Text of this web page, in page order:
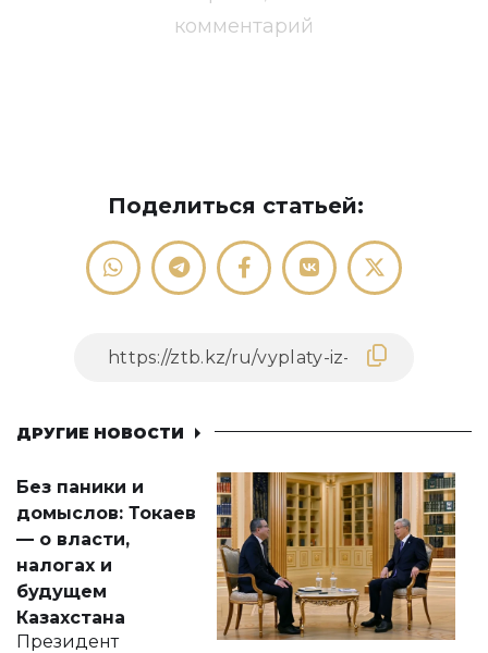
комментарий
Поделиться статьей:
ДРУГИЕ НОВОСТИ
Без паники и
домыслов: Токаев
— о власти,
налогах и
будущем
Казахстана
Президент